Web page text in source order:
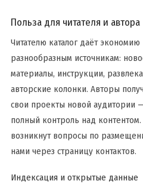
Польза для читателя и автора
Читателю каталог даёт
разнообразным источникам:
материалы, инструкции,
авторские колонки. Авторы
свои проекты новой аудитории
полный контроль над
возникнут вопросы по
нами через страницу контактов.
Индексация и открытые данные